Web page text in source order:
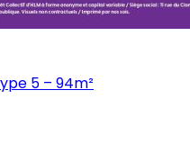
5 – 94m²